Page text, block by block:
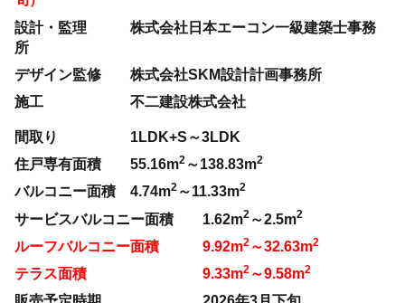
設計・監理 株式会社日本エーコン一級建築士事務
所
デザイン監修 株式会社SKM設計計画事務所
施工 不二建設株式会社
間取り 1LDK+S～3LDK
住戸専有面積 55.16m2 ～138.83m2
バルコニー面積 4.74m2 ～11.33m2
サービスバルコニー面積 1.62m2 ～2.5m2
ルーフバルコニー面積 9.92m2 ～32.63m2
テラス面積 9.33m2 ～9.58m2